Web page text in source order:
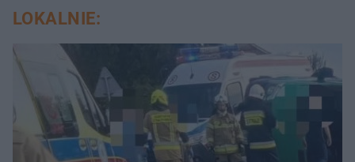
LOKALNIE: